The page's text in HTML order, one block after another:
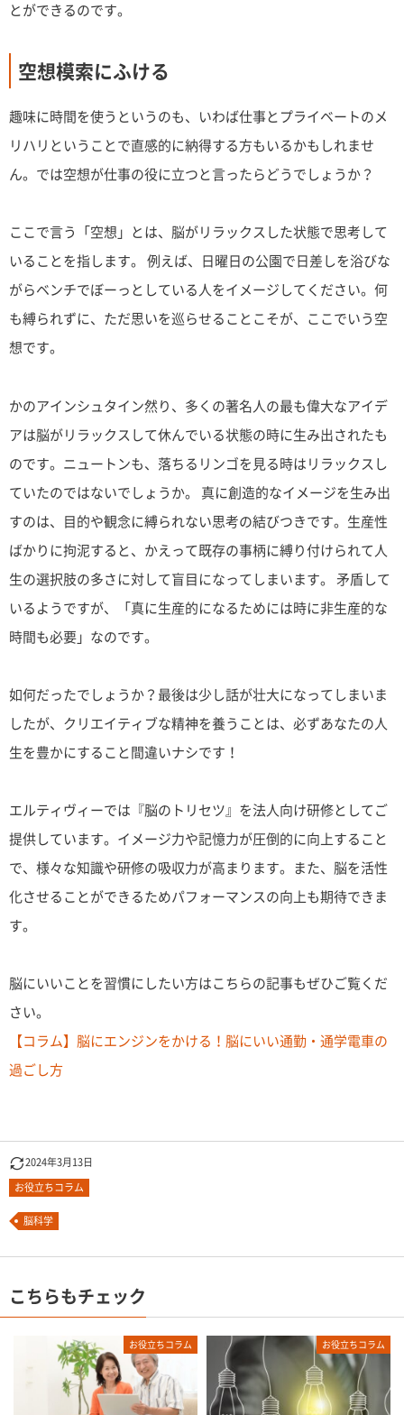
とができるのです。
空想模索にふける
趣味に時間を使うというのも、いわば仕事とプライベートのメ
リハリということで直感的に納得する方もいるかもしれませ
ん。では空想が仕事の役に立つと言ったらどうでしょうか？
ここで言う「空想」とは、脳がリラックスした状態で思考して
いることを指します。 例えば、日曜日の公園で日差しを浴びな
がらベンチでぼーっとしている人をイメージしてください。何
も縛られずに、ただ思いを巡らせることこそが、ここでいう空
想です。
かのアインシュタイン然り、多くの著名人の最も偉大なアイデ
アは脳がリラックスして休んでいる状態の時に生み出されたも
のです。ニュートンも、落ちるリンゴを見る時はリラックスし
ていたのではないでしょうか。 真に創造的なイメージを生み出
すのは、目的や観念に縛られない思考の結びつきです。生産性
ばかりに拘泥すると、かえって既存の事柄に縛り付けられて人
生の選択肢の多さに対して盲目になってしまいます。 矛盾して
いるようですが、「真に生産的になるためには時に非生産的な
時間も必要」なのです。
如何だったでしょうか？最後は少し話が壮大になってしまいま
したが、クリエイティブな精神を養うことは、必ずあなたの人
生を豊かにすること間違いナシです！
エルティヴィーでは『脳のトリセツ』を法人向け研修としてご
提供しています。イメージ力や記憶力が圧倒的に向上すること
で、様々な知識や研修の吸収力が高まります。また、脳を活性
化させることができるためパフォーマンスの向上も期待できま
す。
脳にいいことを習慣にしたい方はこちらの記事もぜひご覧くだ
さい。
【コラム】脳にエンジンをかける！脳にいい通勤・通学電車の
過ごし方
2024年3月13日
お役立ちコラム
脳科学
こちらもチェック
お役立ちコラム お役立ちコラム